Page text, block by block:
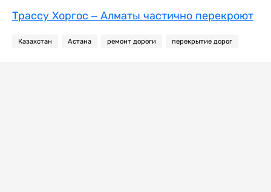
Трассу Хоргос – Алматы частично перекроют
Казахстан Астана ремонт дороги перекрытие дорог